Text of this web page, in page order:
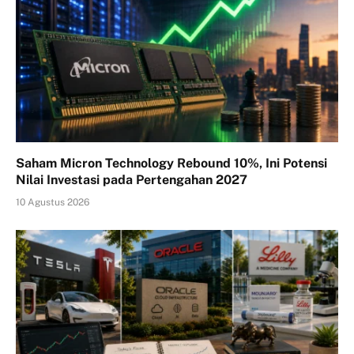
Saham Micron Technology Rebound 10%, Ini Potensi
Nilai Investasi pada Pertengahan 2027
10 Agustus 2026